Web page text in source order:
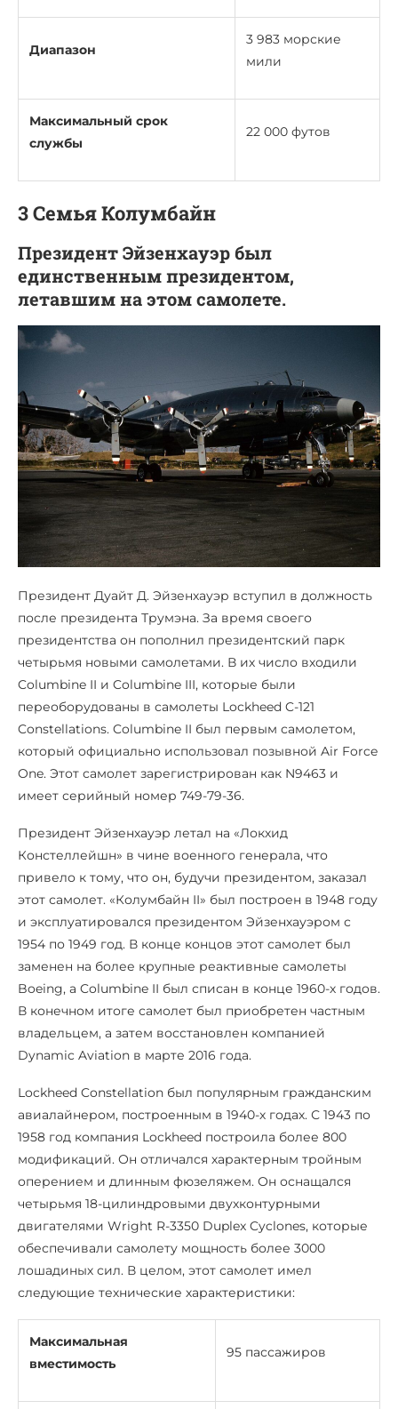
Диапазон
3 983 морские
мили
Максимальный срок
службы
22 000 футов
3 Семья Колумбайн
Президент Эйзенхауэр был
единственным президентом,
летавшим на этом самолете.
Президент Дуайт Д. Эйзенхауэр вступил в должность
после президента Трумэна. За время своего
президентства он пополнил президентский парк
четырьмя новыми самолетами. В их число входили
Columbine II и Columbine III, которые были
переоборудованы в самолеты Lockheed C-121
Constellations. Columbine II был первым самолетом,
который официально использовал позывной Air Force
One. Этот самолет зарегистрирован как N9463 и
имеет серийный номер 749-79-36.
Президент Эйзенхауэр летал на «Локхид
Констеллейшн» в чине военного генерала, что
привело к тому, что он, будучи президентом, заказал
этот самолет. «Колумбайн II» был построен в 1948 году
и эксплуатировался президентом Эйзенхауэром с
1954 по 1949 год. В конце концов этот самолет был
заменен на более крупные реактивные самолеты
Boeing, а Columbine II был списан в конце 1960-х годов.
В конечном итоге самолет был приобретен частным
владельцем, а затем восстановлен компанией
Dynamic Aviation в марте 2016 года.
Lockheed Constellation был популярным гражданским
авиалайнером, построенным в 1940-х годах. С 1943 по
1958 год компания Lockheed построила более 800
модификаций. Он отличался характерным тройным
оперением и длинным фюзеляжем. Он оснащался
четырьмя 18-цилиндровыми двухконтурными
двигателями Wright R-3350 Duplex Cyclones, которые
обеспечивали самолету мощность более 3000
лошадиных сил. В целом, этот самолет имел
следующие технические характеристики:
Максимальная
вместимость
95 пассажиров